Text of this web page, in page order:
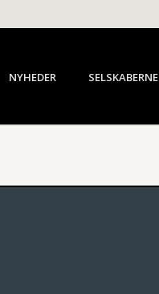
NYHEDER SELSKABERNE